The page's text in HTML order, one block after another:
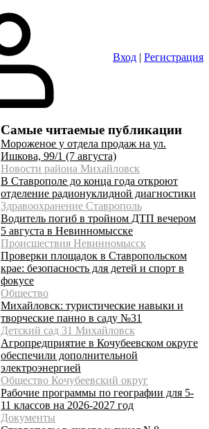
Вход | Регистрация
Самые читаемые публикации
Мороженое у отдела продаж на ул.
Ишкова, 99/1 (7 августа)
Новости района Михайловск
В Ставрополе до конца года откроют
отделение радионуклидной диагностики
Здравоохранение Ставрополь
Водитель погиб в тройном ДТП вечером
5 августа в Невинномысске
Происшествия Невинномысск
Проверки площадок в Ставропольском
крае: безопасность для детей и спорт в
фокусе
Общество
Михайловск: туристические навыки и
творческие панно в саду №31
Детский сад 31 Михайловск
Агропредприятие в Кочубеевском округе
обеспечили дополнительной
электроэнергией
Общество Кочубеевский округ
Рабочие программы по географии для 5-
11 классов на 2026-2027 год
Документы